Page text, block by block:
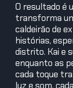
O resultado é
transforma
caldeirão de
histórias,
distrito. Kai e
enquanto as
cada toque
luz e som,